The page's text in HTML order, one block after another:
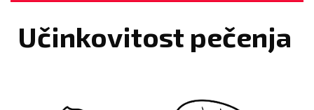
Učinkovitost pečenja